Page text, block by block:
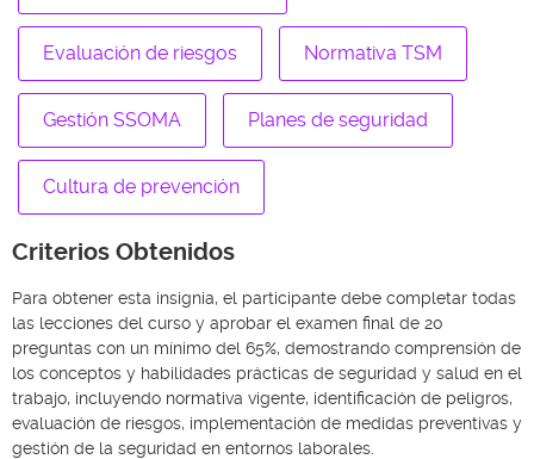
Evaluación de riesgos Normativa TSM
Gestión SSOMA Planes de seguridad
Cultura de prevención
Criterios Obtenidos
Para obtener esta insignia, el participante debe completar todas
las lecciones del curso y aprobar el examen final de 20
preguntas con un mínimo del 65%, demostrando comprensión de
los conceptos y habilidades prácticas de seguridad y salud en el
trabajo, incluyendo normativa vigente, identificación de peligros,
evaluación de riesgos, implementación de medidas preventivas y
gestión de la seguridad en entornos laborales.